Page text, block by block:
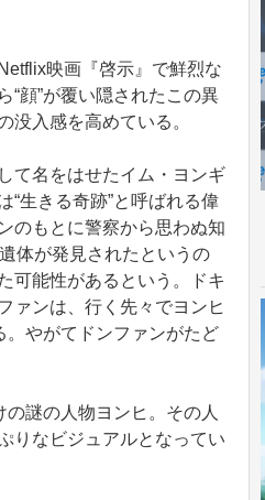
映画『啓示』で鮮烈な
“顔”が覆い隠されたこの異
没入感を高めている。
て名をはせたイム・ヨンギ
“生きる奇跡”と呼ばれる偉
のもとに警察から思わぬ知
体が発見されたというの
可能性があるという。ドキ
ァンは、行く先々でヨンヒ
。やがてドンファンがたど
謎の人物ヨンヒ。その人
りなビジュアルとなってい